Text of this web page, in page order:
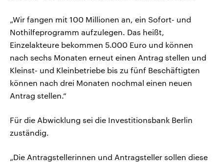
„Wir fangen mit 100 Millionen an, ein Sofort- und
Nothilfeprogramm aufzulegen. Das heißt,
Einzelakteure bekommen 5.000 Euro und können
nach sechs Monaten erneut einen Antrag stellen und
Kleinst- und Kleinbetriebe bis zu fünf Beschäftigten
können nach drei Monaten nochmal einen neuen
Antrag stellen.“
Für die Abwicklung sei die Investitionsbank Berlin
zuständig.
„Die Antragstellerinnen und Antragsteller sollen diese